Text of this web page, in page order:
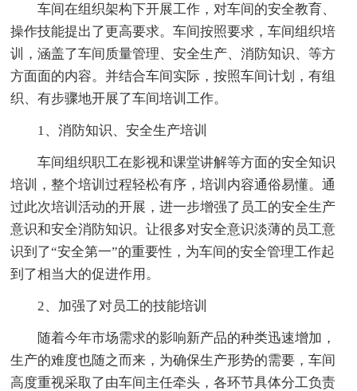
车间在组织架构下开展工作，对车间的安全教育、
操作技能提出了更高要求。车间按照要求，车间组织培
训，涵盖了车间质量管理、安全生产、消防知识、等方
方面面的内容。并结合车间实际，按照车间计划，有组
织、有步骤地开展了车间培训工作。
1、消防知识、安全生产培训
车间组织职工在影视和课堂讲解等方面的安全知识
培训，整个培训过程轻松有序，培训内容通俗易懂。通
过此次培训活动的开展，进一步增强了员工的安全生产
意识和安全消防知识。让很多对安全意识淡薄的员工意
识到了“安全第一”的重要性，为车间的安全管理工作起
到了相当大的促进作用。
2、加强了对员工的技能培训
随着今年市场需求的影响新产品的种类迅速增加，
生产的难度也随之而来，为确保生产形势的需要，车间
高度重视采取了由车间主任牵头，各环节具体分工负责